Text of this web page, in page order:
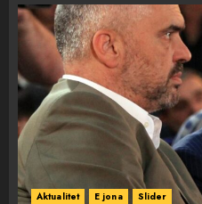
Aktualitet E jona Slider